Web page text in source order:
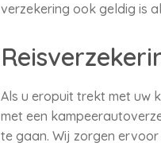
verzekering ook geldig is
Als u eropuit trekt met uw
met een
te gaan. Wij zorgen